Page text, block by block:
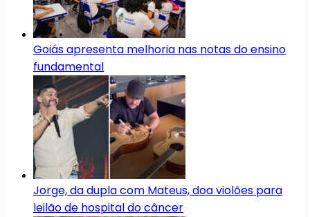
Goiás apresenta melhoria nas notas do ensino
fundamental
Jorge, da dupla com Mateus, doa violões para
leilão de hospital do câncer